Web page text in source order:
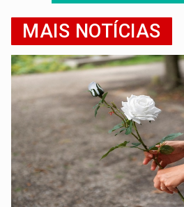
MAIS NOTÍCIAS